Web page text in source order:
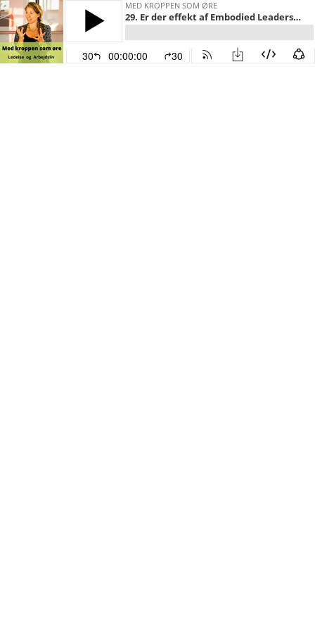
MED KROPPEN SOM ØRE
29. Er der effekt af Embodied Leadership træning 1,5 år senere?
30 00:00:00 30